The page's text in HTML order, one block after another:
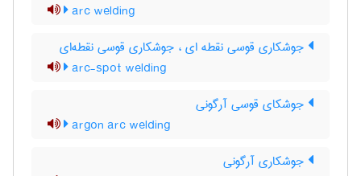
arc welding
جوشکاری قوسی نقطه ای ، جوشکاری قوسی نقطه‌ای
arc-spot welding
جوشکای قوسی آرگونی
argon arc welding
جوشکاری آرگونی